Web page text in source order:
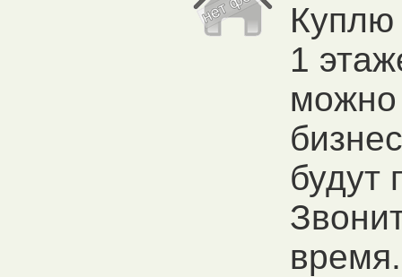
Куплю
1
можно
будут
время.